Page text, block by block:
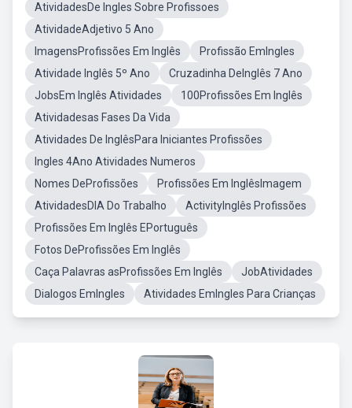
AtividadesDe Ingles Sobre Profissoes
AtividadeAdjetivo 5 Ano
ImagensProfissões Em Inglês
Profissão EmIngles
Atividade Inglês 5º Ano
Cruzadinha DeInglês 7 Ano
JobsEm Inglês Atividades
100Profissões Em Inglês
Atividadesas Fases Da Vida
Atividades De InglêsPara Iniciantes Profissões
Ingles 4Ano Atividades Numeros
Nomes DeProfissões
Profissões Em InglêsImagem
AtividadesDIA Do Trabalho
ActivityInglês Profissões
Profissões Em Inglês EPortuguês
Fotos DeProfissões Em Inglês
Caça Palavras asProfissões Em Inglês
JobAtividades
Dialogos EmIngles
Atividades EmIngles Para Crianças